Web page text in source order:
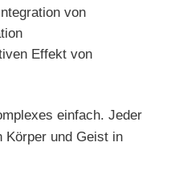
von
Effekt von
einfach. Jeder
Körper und Geist in